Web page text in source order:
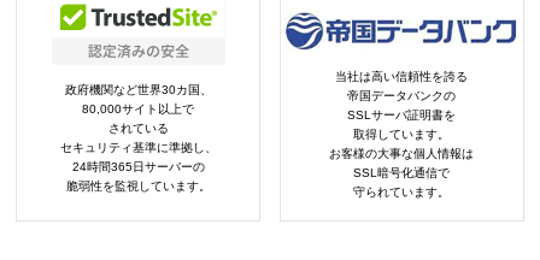
政府機関など世界30カ国、
80,000サイト以上で
されている
セキュリティ基準に準拠し、
24時間365日サーバーの
脆弱性を監視しています。
当社は高い信頼性を誇る
帝国データバンクの
SSLサーバ証明書を
取得しています。
お客様の大事な個人情報は
SSL暗号化通信で
守られています。